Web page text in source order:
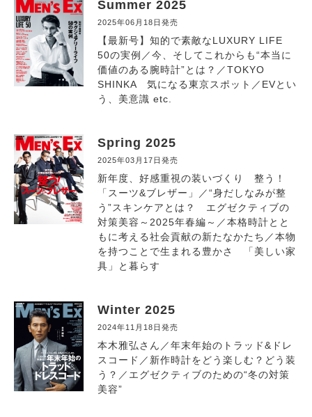
Summer 2025
2025年06月18日発売
【最新号】知的で素敵なLUXURY LIFE
50の実例／今、そしてこれからも“本当に
価値のある腕時計”とは？／TOKYO
SHINKA 気になる東京スポット／EVとい
う、美意識 etc.
Spring 2025
2025年03月17日発売
新年度、好感重視の装いづくり 整う！
「スーツ&ブレザー」／“身だしなみが整
う”スキンケアとは？ エグゼクティブの
対策美容～2025年春編～／本格時計とと
もに考える社会貢献の新たなかたち／本物
を持つことで生まれる豊かさ 「美しい家
具」と暮らす
Winter 2025
2024年11月18日発売
本木雅弘さん／年末年始のトラッド&ドレ
スコード／新作時計をどう楽しむ？どう装
う？／エグゼクティブのための“冬の対策
美容”